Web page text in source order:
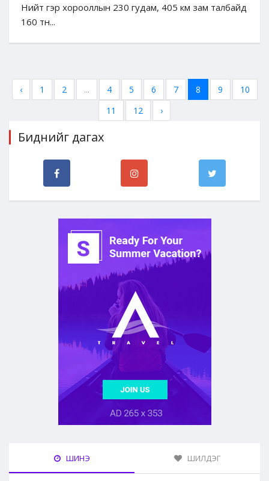
Нийт гэр хорооллын 230 гудам, 405 км зам талбайд
160 тн...
‹ 1 2 ... 4 5 6 7 8 9
10
11
12 ›
Биднийг дагах
ШИНЭ ШИЛДЭГ